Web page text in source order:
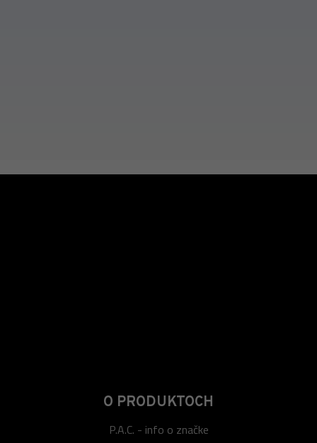
O PRODUKTOCH
P.A.C. - info o značke